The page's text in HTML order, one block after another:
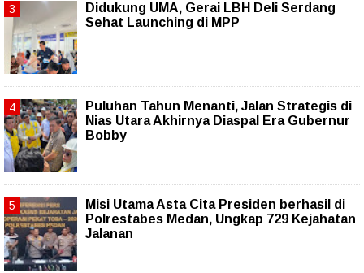
Didukung UMA, Gerai LBH Deli Serdang
Sehat Launching di MPP
Puluhan Tahun Menanti, Jalan Strategis di
Nias Utara Akhirnya Diaspal Era Gubernur
Bobby
Misi Utama Asta Cita Presiden berhasil di
Polrestabes Medan, Ungkap 729 Kejahatan
Jalanan